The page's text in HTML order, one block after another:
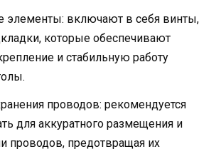
элементы: включают в себя винты,
которые обеспечивают
и стабильную работу
проводов: рекомендуется
для аккуратного размещения и
проводов, предотвращая их